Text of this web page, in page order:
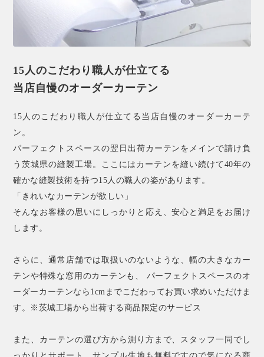
15人のこだわり職人が仕立てる
当店自慢のオーダーカーテン
15人のこだわり職人が仕立てる当店自慢のオーダーカーテ
ン。
パーフェクトスペースの翌日出荷カーテンをメインで請け負
う茨城県の縫製工場。ここにはカーテンを縫い続けて40年の
確かな縫製技術を持つ15人の職人の姿があります。
「きれいなカーテンが欲しい」
そんなお客様の思いにしっかりと応え、安心と満足をお届け
します。
さらに、通常店舗では取扱いのないような、幅の大きなカー
テンや特殊な窓用のカーテンも、 パーフェクトスペースのオ
ーダーカーテンなら1cmまでこだわってお買い求めいただけま
す。※茨城工場から出荷する商品限定のサービス
また、カーテンの選び方から測り方まで、スタッフ一同でし